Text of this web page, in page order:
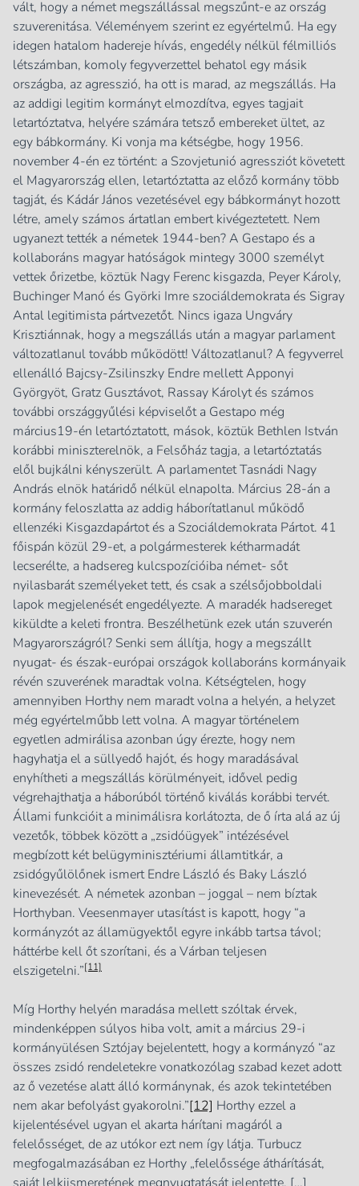
vált, hogy a német megszállással megszűnt-e az ország
szuverenitása. Véleményem szerint ez egyértelmű. Ha egy
idegen hatalom hadereje hívás, engedély nélkül félmilliós
létszámban, komoly fegyverzettel behatol egy másik
országba, az agresszió, ha ott is marad, az megszállás. Ha
az addigi legitim kormányt elmozdítva, egyes tagjait
letartóztatva, helyére számára tetsző embereket ültet, az
egy bábkormány. Ki vonja ma kétségbe, hogy 1956.
november 4-én ez történt: a Szovjetunió agressziót követett
el Magyarország ellen, letartóztatta az előző kormány több
tagját, és Kádár János vezetésével egy bábkormányt hozott
létre, amely számos ártatlan embert kivégeztetett. Nem
ugyanezt tették a németek 1944-ben? A Gestapo és a
kollaboráns magyar hatóságok mintegy 3000 személyt
vettek őrizetbe, köztük Nagy Ferenc kisgazda, Peyer Károly,
Buchinger Manó és Györki Imre szociáldemokrata és Sigray
Antal legitimista pártvezetőt. Nincs igaza Ungváry
Krisztiánnak, hogy a megszállás után a magyar parlament
változatlanul tovább működött! Változatlanul? A fegyverrel
ellenálló Bajcsy-Zsilinszky Endre mellett Apponyi
Györgyöt, Gratz Gusztávot, Rassay Károlyt és számos
további országgyűlési képviselőt a Gestapo még
március19-én letartóztatott, mások, köztük Bethlen István
korábbi miniszterelnök, a Felsőház tagja, a letartóztatás
elől bujkálni kényszerült. A parlamentet Tasnádi Nagy
András elnök határidő nélkül elnapolta. Március 28-án a
kormány feloszlatta az addig háborítatlanul működő
ellenzéki Kisgazdapártot és a Szociáldemokrata Pártot. 41
főispán közül 29-et, a polgármesterek kétharmadát
lecserélte, a hadsereg kulcspozícióiba német- sőt
nyilasbarát személyeket tett, és csak a szélsőjobboldali
lapok megjelenését engedélyezte. A maradék hadsereget
kiküldte a keleti frontra. Beszélhetünk ezek után szuverén
Magyarországról? Senki sem állítja, hogy a megszállt
nyugat- és észak-európai országok kollaboráns kormányaik
révén szuverének maradtak volna. Kétségtelen, hogy
amennyiben Horthy nem maradt volna a helyén, a helyzet
még egyértelműbb lett volna. A magyar történelem
egyetlen admirálisa azonban úgy érezte, hogy nem
hagyhatja el a süllyedő hajót, és hogy maradásával
enyhítheti a megszállás körülményeit, idővel pedig
végrehajthatja a háborúból történő kiválás korábbi tervét.
Állami funkcióit a minimálisra korlátozta, de ő írta alá az új
vezetők, többek között a „zsidóügyek” intézésével
megbízott két belügyminisztériumi államtitkár, a
zsidógyűlölőnek ismert Endre László és Baky László
kinevezését. A németek azonban – joggal – nem bíztak
Horthyban. Veesenmayer utasítást is kapott, hogy “a
kormányzót az államügyektől egyre inkább tartsa távol;
háttérbe kell őt szorítani, és a Várban teljesen
elszigetelni.”[11]
Míg Horthy helyén maradása mellett szóltak érvek,
mindenképpen súlyos hiba volt, amit a március 29-i
kormányülésen Sztójay bejelentett, hogy a kormányzó “az
összes zsidó rendeletekre vonatkozólag szabad kezet adott
az ő vezetése alatt álló kormánynak, és azok tekintetében
nem akar befolyást gyakorolni.”[12] Horthy ezzel a
kijelentésével ugyan el akarta hárítani magáról a
felelősséget, de az utókor ezt nem így látja. Turbucz
megfogalmazásában ez Horthy „felelőssége áthárítását,
saját lelkiismeretének megnyugtatását jelentette. […]